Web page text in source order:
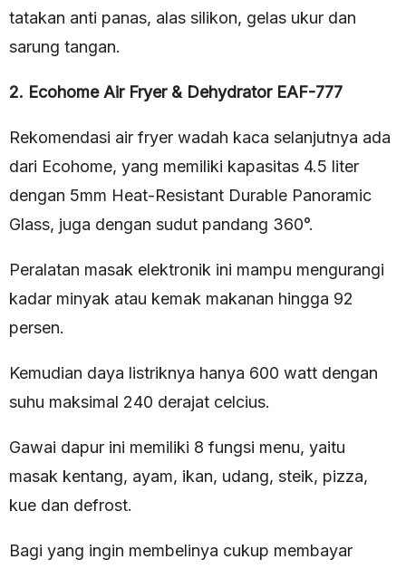
tatakan anti panas, alas silikon, gelas ukur dan
sarung tangan.
2. Ecohome Air Fryer & Dehydrator EAF-777
Rekomendasi air fryer wadah kaca selanjutnya ada
dari Ecohome, yang memiliki kapasitas 4.5 liter
dengan 5mm Heat-Resistant Durable Panoramic
Glass, juga dengan sudut pandang 360°.
Peralatan masak elektronik ini mampu mengurangi
kadar minyak atau kemak makanan hingga 92
persen.
Kemudian daya listriknya hanya 600 watt dengan
suhu maksimal 240 derajat celcius.
Gawai dapur ini memiliki 8 fungsi menu, yaitu
masak kentang, ayam, ikan, udang, steik, pizza,
kue dan defrost.
Bagi yang ingin membelinya cukup membayar